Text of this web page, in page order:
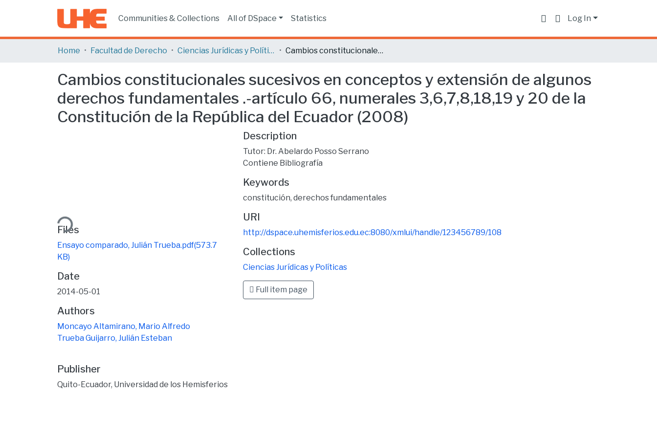
Communities & Collections All of DSpace Statistics Log In
Home Facultad de Derecho Ciencias Jurídicas y Políticas Cambios constitucionales sucesivos en conceptos y extensión de algunos derechos fundamentales .-artículo 66, numerales 3,6,7,8,18,19 y 20 de la Constitución de la República del Ecuador (2008)
Cambios constitucionales sucesivos en conceptos y extensión de algunos
derechos fundamentales .-artículo 66, numerales 3,6,7,8,18,19 y 20 de la
Constitución de la República del Ecuador (2008)
Loading...
Files
Ensayo comparado, Julián Trueba.pdf(573.7
KB)
Date
2014-05-01
Authors
Moncayo Altamirano, Mario Alfredo
Trueba Guijarro, Julián Esteban
Publisher
Quito-Ecuador, Universidad de los Hemisferios
Description
Tutor: Dr. Abelardo Posso Serrano
Contiene Bibliografía
Keywords
constitución, derechos fundamentales
URI
http://dspace.uhemisferios.edu.ec:8080/xmlui/handle/123456789/108
Collections
Ciencias Jurídicas y Políticas
Full item page